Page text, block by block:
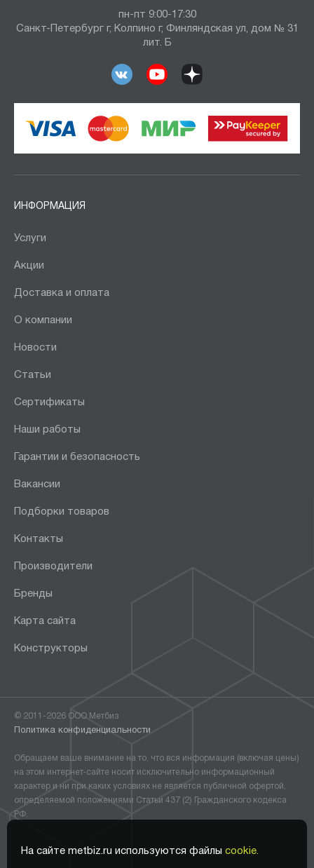
На сайте metbiz.ru используются файлы cookie.
пн-пт 9:00-17:30
Санкт-Петербург г, Колпино г, Финляндская ул, дом № 31
лит. Б
ИНФОРМАЦИЯ
Услуги
Акции
Доставка и оплата
О компании
Новости
Статьи
Сертификаты
Наши работы
Гарантии и безопасность
Вакансии
Подборки товаров
Контакты
Производители
Бренды
Карта сайта
Конструкторы
© 2011-2026 ООО Метбиз
Политика конфиденциальности
Обращаем ваше внимание на то, что вся информация (включая цены)
на этом интернет-сайте носит исключительно информационный
характер и ни при каких условиях не является публичной офертой,
определяемой положениями Статьи 437 (2) Гражданского кодекса
РФ.